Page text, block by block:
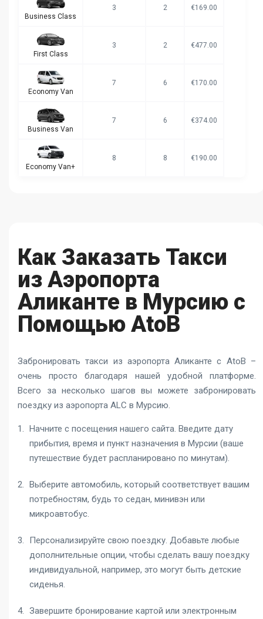
Business Class
3 2 €169.00
First Class
3 2 €477.00
Economy Van
7 6 €170.00
Business Van
7 6 €374.00
Economy Van+
8 8 €190.00
Как Заказать Такси
из Аэропорта
Аликанте в Мурсию с
Помощью AtoB
Забронировать такси из аэропорта Аликанте с AtoB –
очень просто благодаря нашей удобной платформе.
Всего за несколько шагов вы можете забронировать
поездку из аэропорта ALC в Мурсию.
Начните с посещения нашего сайта. Введите дату
прибытия, время и пункт назначения в Мурсии (ваше
путешествие будет распланировано по минутам).
Выберите автомобиль, который соответствует вашим
потребностям, будь то седан, минивэн или
микроавтобус.
Персонализируйте свою поездку. Добавьте любые
дополнительные опции, чтобы сделать вашу поездку
индивидуальной, например, это могут быть детские
сиденья.
Завершите бронирование картой или электронным